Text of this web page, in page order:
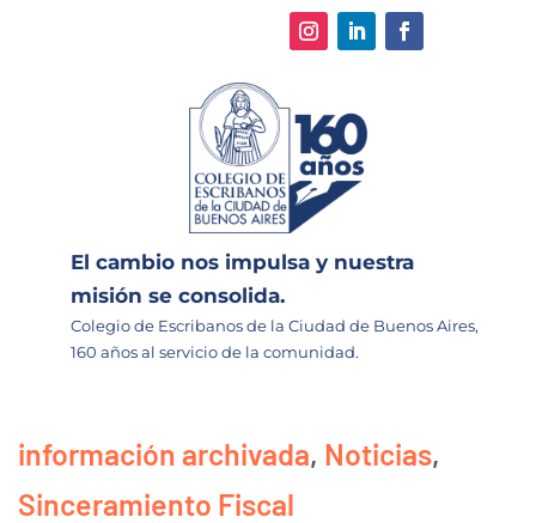
El cambio nos impulsa y nuestra
misión se consolida.
Colegio de Escribanos de la Ciudad de Buenos Aires,
160 años al servicio de la comunidad.
información archivada, Noticias,
Sinceramiento Fiscal